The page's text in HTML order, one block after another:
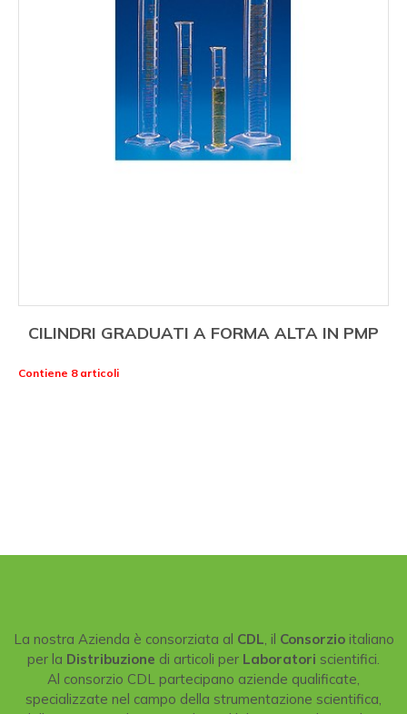
CILINDRI GRADUATI A FORMA ALTA IN PMP
Contiene 8 articoli
La nostra Azienda è consorziata al CDL , il Consorzioitaliano
per la Distribuzione di articoli per Laboratori scientifici.
Al consorzio CDL partecipano aziende qualificate,
specializzate nel campo della strumentazione scientifica,